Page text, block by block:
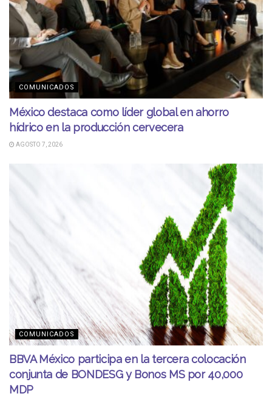
COMUNICADOS
México destaca como líder global en ahorro
hídrico en la producción cervecera
AGOSTO 7, 2026
COMUNICADOS
BBVA México participa en la tercera colocación
conjunta de BONDESG y Bonos MS por 40,000
MDP